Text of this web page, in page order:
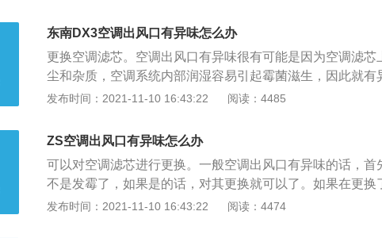
中，这会产生一定程度的异味。解决方案：购买专用的空调
车的空调进气口中取出空调滤网，打开门窗，将空调调至最
剂喷入请同时关闭进气口，同时关闭空调出风口，以免在操
出。启动汽车，让清洁剂在空调系统中内部循环，以确保清
个通道中循环，从而有效地清洁系统，杀死细菌并刷新输出
东南DX3空调出风口有异味怎么办
更换空调滤芯。空调出风口有异味很有可能是因为空调滤芯
尘和杂质，空调系统内部润湿容易引起霉菌滋生，因此就有
调滤芯一般异味就可以消失了。如果在使用东南dx3的时候
机，然后将空调的模式改为外循环，这样子热空气就会对空
分进行充分地吹干，空调就不会潮湿，霉菌就无法生成了。
前几分钟就要关闭A/C压缩机按钮，这样子才可以让外部的
的水分。只要空调管道保持干燥的环境，细菌就失去了生长
口也就不会产生异味了。另外就是空调滤芯太脏导致异味的
发布时间：2021-11-10 16:43:22 阅读：4485
ZS空调出风口有异味怎么办 ​
可以对空调滤芯进行更换。一般空调出风口有异味的话，首
不是发霉了，如果是的话，对其更换就可以了。如果在更换
话，就要对空调管道和蒸发箱进行清洗了，因为空调管道和
发布时间：2021-11-10 16:43:22 阅读：4474